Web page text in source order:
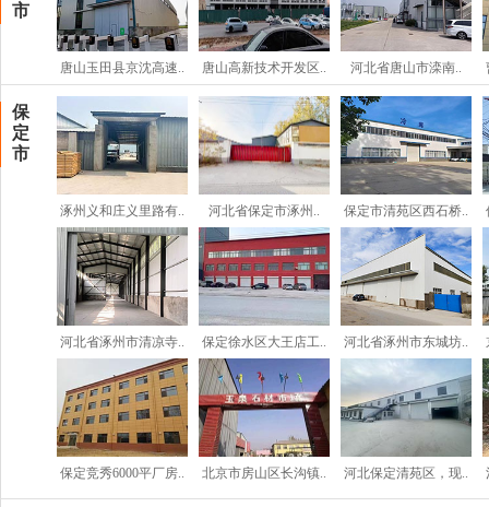
市
唐山玉田县京沈高速.. 唐山高新技术开发区.. 河北省唐山市滦南..
保
定
市
涿州义和庄义里路有.. 河北省保定市涿州.. 保定市清苑区西石桥..
河北省涿州市清凉寺.. 保定徐水区大王店工.. 河北省涿州市东城坊..
保定竞秀6000平厂房.. 北京市房山区长沟镇.. 河北保定清苑区，现..